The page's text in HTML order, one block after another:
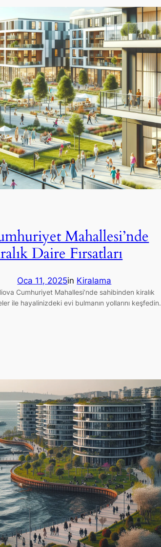
Mahallesi’nde
Daire Fırsatları
Oca 11, 2025in Kiralama
Cumhuriyet Mahallesi’nde sahibinden kiralık
ile hayalinizdeki evi bulmanın yollarını keşfedin.